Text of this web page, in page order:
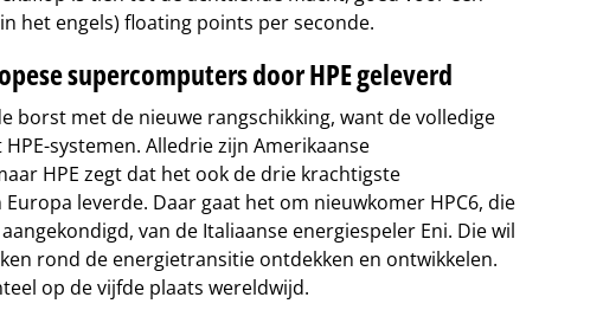
het engels) floating points per seconde.
supercomputers door HPE geleverd
borst met de nieuwe rangschikking, want de volledige
systemen. Alledrie zijn Amerikaanse
HPE zegt dat het ook de drie krachtigste
leverde. Daar gaat het om nieuwkomer HPC6, die
van de Italiaanse energiespeler Eni. Die wil
rond de energietransitie ontdekken en ontwikkelen.
op de vijfde plaats wereldwijd.